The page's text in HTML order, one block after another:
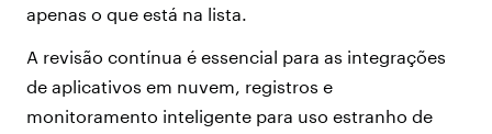
apenas o que está na lista.
A revisão contínua é essencial para as integrações
de aplicativos em nuvem, registros e
monitoramento inteligente para uso estranho de